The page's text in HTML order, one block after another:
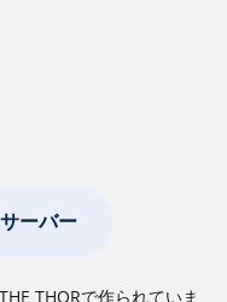
ーバー
THORで作られていま